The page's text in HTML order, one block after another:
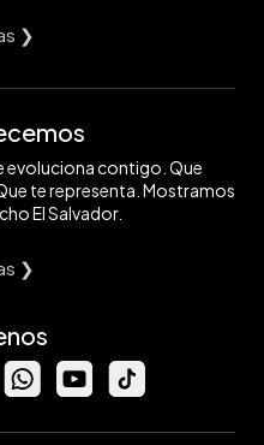
❯
evoluciona contigo. Que
te representa. Mostramos
El Salvador.
❯